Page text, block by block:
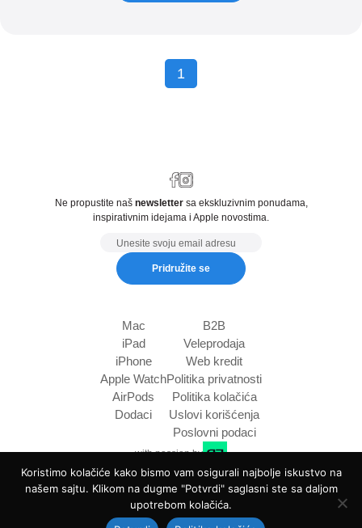
1
Ne propustite naš newslettersa ekskluzivnim ponudama,
inspirativnim idejama i Apple novostima.
Pridružite se
Mac
iPad
iPhone
Apple Watch
AirPods
Dodaci
B2B
Veleprodaja
Web kredit
Politika privatnosti
Politika kolačića
Uslovi korišćenja
Poslovni podaci
with passion by
Koristimo kolačiće kako bismo vam osigurali najbolje iskustvo na
našem sajtu. Klikom na dugme "Potvrdi" saglasni ste sa daljom
upotrebom kolačića.